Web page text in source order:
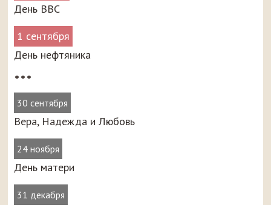
День ВВС
1 сентября
День нефтяника
•••
30 сентября
Вера, Надежда и Любовь
24 ноября
День матери
31 декабря